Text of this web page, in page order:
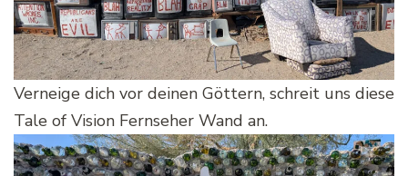
Verneige dich vor deinen Göttern, schreit uns diese
Tale of Vision Fernseher Wand an.